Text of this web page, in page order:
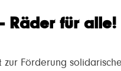
Räder für alle!
zur Förderung